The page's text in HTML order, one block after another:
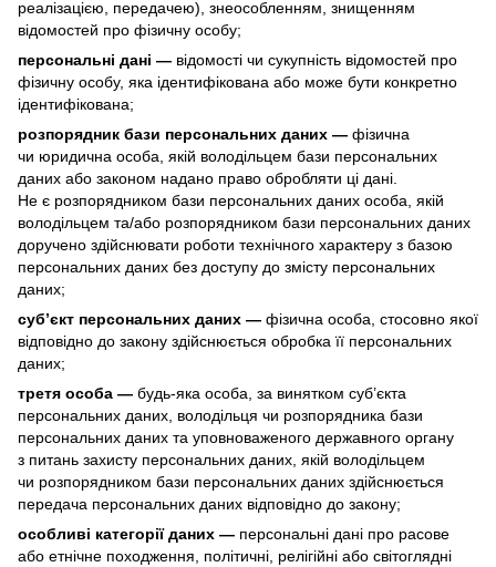
реалізацією, передачею), знеособленням, знищенням
відомостей про фізичну особу;
персональні дані — відомості чи сукупність відомостей про
фізичну особу, яка ідентифікована або може бути конкретно
ідентифікована;
розпорядник бази персональних даних — фізична
чи юридична особа, якій володільцем бази персональних
даних або законом надано право обробляти ці дані.
Не є розпорядником бази персональних даних особа, якій
володільцем та/або розпорядником бази персональних даних
доручено здійснювати роботи технічного характеру з базою
персональних даних без доступу до змісту персональних
даних;
суб’єкт персональних даних — фізична особа, стосовно якої
відповідно до закону здійснюється обробка її персональних
даних;
третя особа — будь-яка особа, за винятком суб’єкта
персональних даних, володільця чи розпорядника бази
персональних даних та уповноваженого державного органу
з питань захисту персональних даних, якій володільцем
чи розпорядником бази персональних даних здійснюється
передача персональних даних відповідно до закону;
особливі категорії даних — персональні дані про расове
або етнічне походження, політичні, релігійні або світоглядні